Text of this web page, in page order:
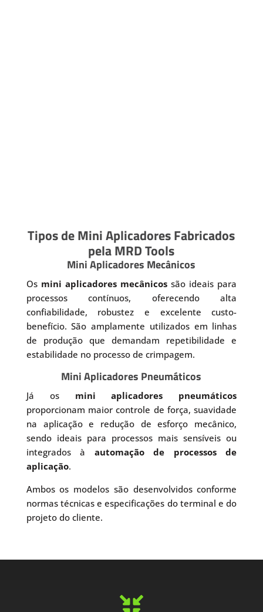
Tipos de Mini Aplicadores Fabricados
pela MRD Tools
Mini Aplicadores Mecânicos
Os mini aplicadores mecânicos são ideais para
processos contínuos, oferecendo alta
confiabilidade, robustez e excelente custo-
benefício. São amplamente utilizados em linhas
de produção que demandam repetibilidade e
estabilidade no processo de crimpagem.
Mini Aplicadores Pneumáticos
Já os mini aplicadores pneumáticos
proporcionam maior controle de força, suavidade
na aplicação e redução de esforço mecânico,
sendo ideais para processos mais sensíveis ou
integrados à automação de processos de
aplicação.
Ambos os modelos são desenvolvidos conforme
normas técnicas e especificações do terminal e do
projeto do cliente.
